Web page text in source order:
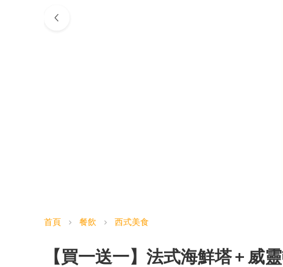
首頁 chevron_right 餐飲 chevron_right 西式美食
【買一送一】法式海鮮塔 + 威